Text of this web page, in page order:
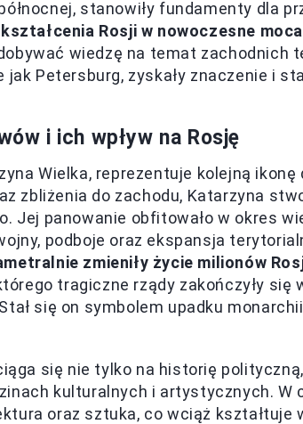
stanowiły fundamenty dla
Rosji w nowoczesne
wiedzę na temat zachodnich
Petersburg, zyskały znaczenie i
i ich wpływ na Rosję
Wielka, reprezentuje kolejną ikonę
zbliżenia do zachodu, Katarzyna
Jej panowanie obfitowało w okres
podboje oraz ekspansja
zmieniły życie milionów
tragiczne rządy zakończyły się
się on symbolem upadku
się nie tylko na historię
kulturalnych i artystycznych. W
oraz sztuka, co wciąż kształtuje